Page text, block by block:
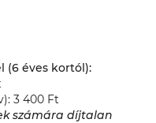
(6 éves kortól):
3 400 Ft
számára díjtalan